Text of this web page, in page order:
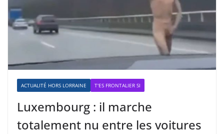
ACTUALITÉ HORS LORRAINE T'ES FRONTALIER SI
Luxembourg : il marche
totalement nu entre les voitures